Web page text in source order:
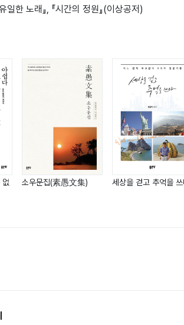
일한 노래』, 『시간의 정원』(이상공저)
없
소우문집(素愚文集) 세상을 걷고 추억을